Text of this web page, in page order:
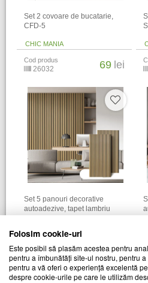
​Set 2 covoare de bucatarie,
CFD-5
CHIC MANIA
Cod produs
26032 69 lei
Set 5 panouri decorative
autoadezive, tapet lambriu
26877 79 lei
Folosim cookie-uri
Este posibil să plasăm acestea pentru
pentru a îmbunătăți site-ul nostru, pentru
pentru a vă oferi o experiență excelentă
despre cookie-urile pe care le utilizăm